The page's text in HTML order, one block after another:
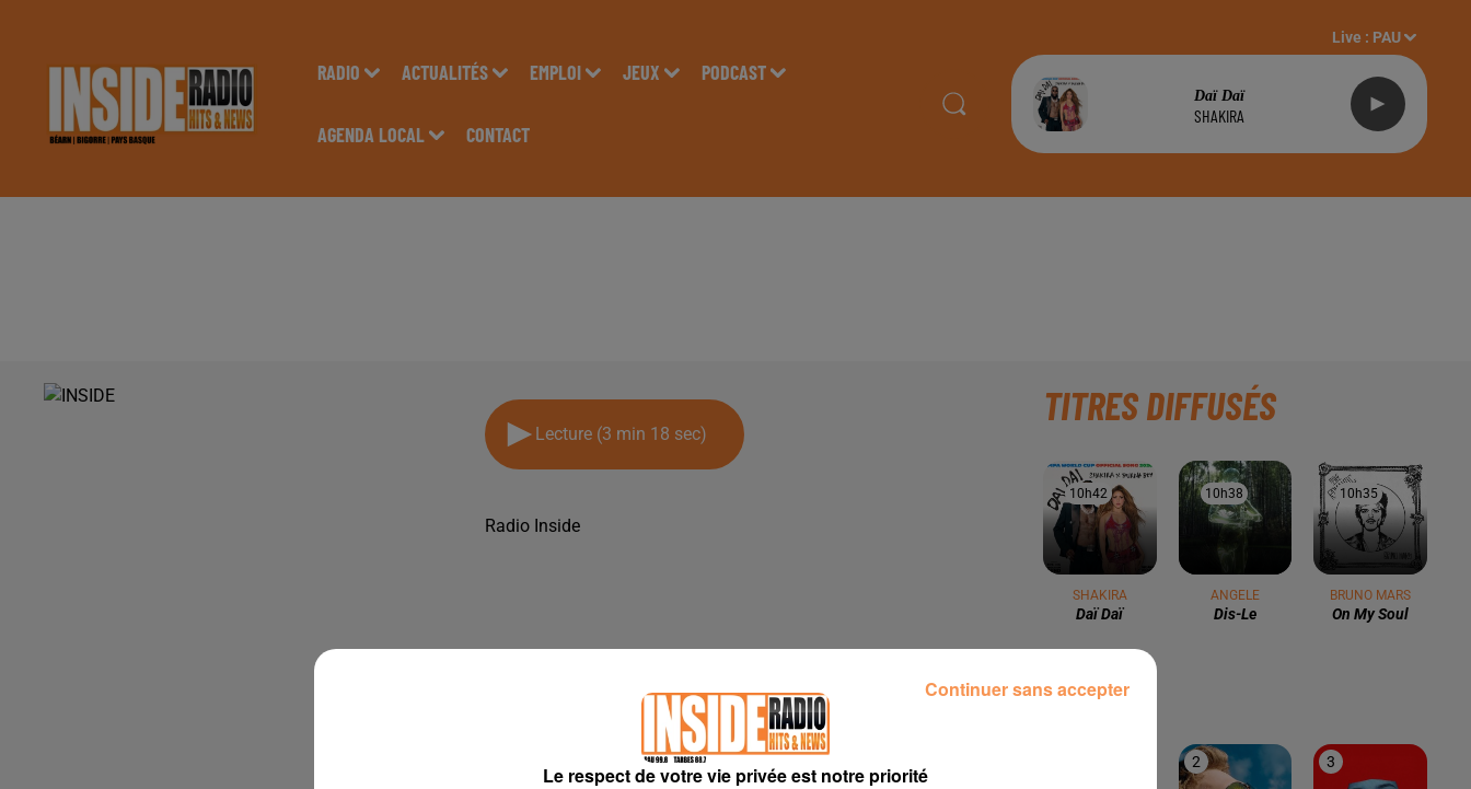
RADIO ACTUALITÉS EMPLOI JEUX PODCAST
AGENDA LOCAL CONTACT
Live : PAU
Daï Daï
SHAKIRA
Lecture (3 min 18 sec)
Radio Inside
TITRES DIFFUSÉS
10h42
10h42
SHAKIRA
Daï Daï
10h38
10h38
ANGELE
Dis-Le
10h35
10h35
BRUNO MARS
On My Soul
LE TOP
2 3
Le respect de votre vie privée est notre priorité
Continuer sans accepter